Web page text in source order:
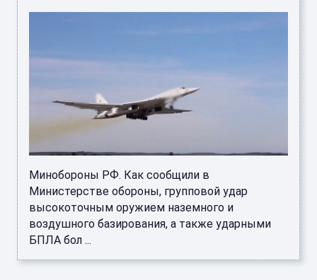
Минобороны РФ. Как сообщили в
Министерстве обороны, групповой удар
высокоточным оружием наземного и
воздушного базирования, а также ударными
БПЛА бол ...